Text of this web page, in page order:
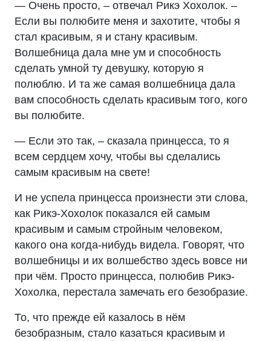
— Очень просто, – отвечал Рикэ Хохолок. –
Если вы полюбите меня и захотите, чтобы я
стал красивым, я и стану красивым.
Волшебница дала мне ум и способность
сделать умной ту девушку, которую я
полюблю. И та же самая волшебница дала
вам способность сделать красивым того, кого
вы полюбите.
— Если это так, – сказала принцесса, то я
всем сердцем хочу, чтобы вы сделались
самым красивым на свете!
И не успела принцесса произнести эти слова,
как Рикэ-Хохолок показался ей самым
красивым и самым стройным человеком,
какого она когда-нибудь видела. Говорят, что
волшебницы и их волшебство здесь вовсе ни
при чём. Просто принцесса, полюбив Рикэ-
Хохолка, перестала замечать его безобразие.
То, что прежде ей казалось в нём
безобразным, стало казаться красивым и